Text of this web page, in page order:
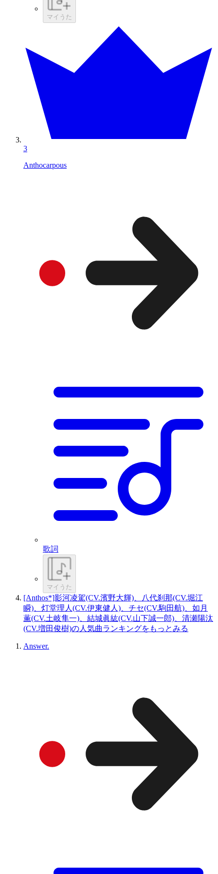
マイうた
3
Anthocarpous
歌詞
マイうた
[Anthos*]影河凌駕(CV.濱野大輝)、八代刹那(CV.堀江
瞬)、灯堂理人(CV.伊東健人)、チセ(CV.駒田航)、如月
薫(CV.土岐隼一)、結城眞紘(CV.山下誠一郎)、清瀬陽汰
(CV.増田俊樹)の人気曲ランキングをもっとみる
Answer.